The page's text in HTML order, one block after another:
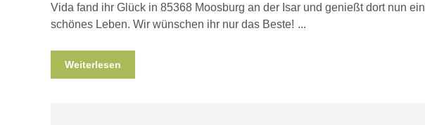
Vida fand ihr Glück in 85368 Moosburg an der Isar und genießt dort nun ein
schönes Leben. Wir wünschen ihr nur das Beste!
Weiterlesen